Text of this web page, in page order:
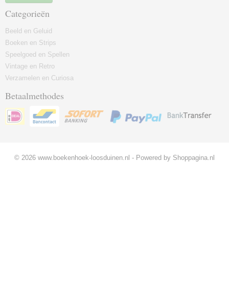
Categorieën
Beeld en Geluid
Boeken en Strips
Speelgoed en Spellen
Vintage en Retro
Verzamelen en Curiosa
Betaalmethodes
© 2026 www.boekenhoek-loosduinen.nl - Powered by Shoppagina.nl